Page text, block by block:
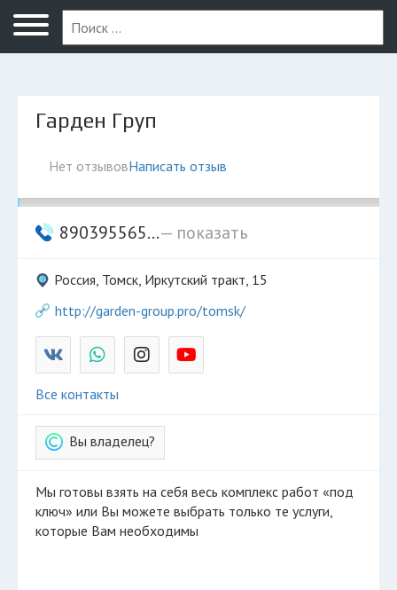
Томск
Гарден Груп
Нет отзывовНаписать отзыв
890395565...— показать
Россия, Томск, Иркутский тракт, 15
http://garden-group.pro/tomsk/
Все контакты
Вы владелец?
Мы готовы взять на себя весь комплекс работ «под
ключ» или Вы можете выбрать только те услуги,
которые Вам необходимы